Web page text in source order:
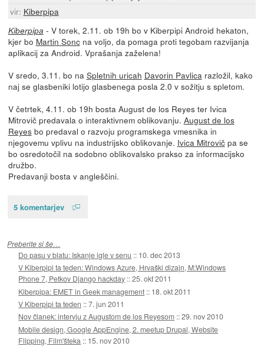
vir: Kiberpipa
Kiberpipa - V torek, 2.11. ob 19h bo v Kiberpipi Android hekaton,
kjer bo Martin Soncna voljo, da pomaga proti tegobam razvijanja
aplikacij za Android. Vprašanja zaželena!
V sredo, 3.11. bo na Spletnih uricah Davorin Pavlicarazložil, kako
naj se glasbeniki lotijo glasbenega posla 2.0 v sožitju s spletom.
V četrtek, 4.11. ob 19h bosta August de los Reyes ter Ivica
Mitrovič predavala o interaktivnem oblikovanju. August de los
Reyesbo predaval o razvoju programskega vmesnika in
njegovemu vplivu na industrijsko oblikovanje. Ivica Mitrovičpa se
bo osredotočil na sodobno oblikovalsko prakso za informacijsko
družbo.
Predavanji bosta v angleščini.
5 komentarjev
Preberite si še…
Do pasu v blatu: Iskanje igle v senu :: 10. dec 2013
V Kiberpipi ta teden: Windows Azure, Hrvaški dizajn, M:Windows
Phone 7, Petkov Django hackday ::25. okt 2011
Kiberpipa: EMET in Geek management :: 18. okt 2011
V Kiberpipi ta teden ::7. jun 2011
Nov članek: intervju z Augustom de los Reyesom ::29. nov 2010
Mobile design, Google AppEngine, 2. meetup Drupal, Website
Flipping, Film'šteka :: 15. nov 2010